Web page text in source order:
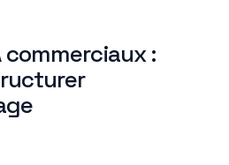
commerciaux :